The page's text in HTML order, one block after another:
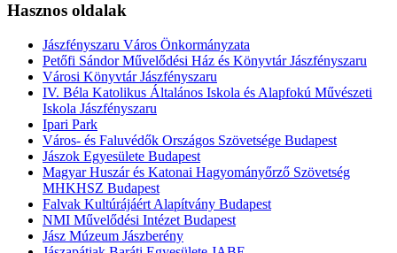
Hasznos oldalak
Jászfényszaru Város Önkormányzata
Petőfi Sándor Művelődési Ház és Könyvtár Jászfényszaru
Városi Könyvtár Jászfényszaru
IV. Béla Katolikus Általános Iskola és Alapfokú Művészeti
Iskola Jászfényszaru
Ipari Park
Város- és Faluvédők Országos Szövetsége Budapest
Jászok Egyesülete Budapest
Magyar Huszár és Katonai Hagyományőrző Szövetség
MHKHSZ Budapest
Falvak Kultúrájáért Alapítvány Budapest
NMI Művelődési Intézet Budapest
Jász Múzeum Jászberény